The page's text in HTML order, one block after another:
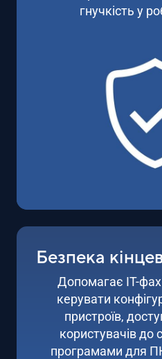
гнучкість у
Безпека
Допомагає ІТ-
керувати
пристроїв,
користувачів до
програмами для